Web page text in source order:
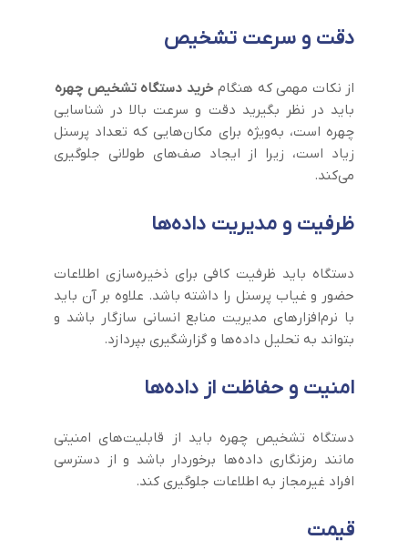
دقت و سرعت تشخیص
از نکات مهمی که هنگامخرید دستگاه تشخیص چهره
باید در نظر بگیرید دقت و سرعت بالا در شناسایی
چهره است، به‌ویژه برای مکان‌هایی که تعداد پرسنل
زیاد است، زیرا از ایجاد صف‌های طولانی جلوگیری
می‌کند.
ظرفیت و مدیریت داده‌ها
دستگاه باید ظرفیت کافی برای ذخیره‌سازی اطلاعات
حضور و غیاب پرسنل را داشته باشد. علاوه بر آن باید
با نرم‌افزارهای مدیریت منابع انسانی سازگار باشد و
بتواند به تحلیل داده‌ها و گزارشگیری بپردازد.
امنیت و حفاظت از داده‌ها
دستگاه تشخیص چهره باید از قابلیت‌های امنیتی
مانند رمزنگاری داده‌ها برخوردار باشد و از دسترسی
افراد غیرمجاز به اطلاعات جلوگیری کند.
قیمت